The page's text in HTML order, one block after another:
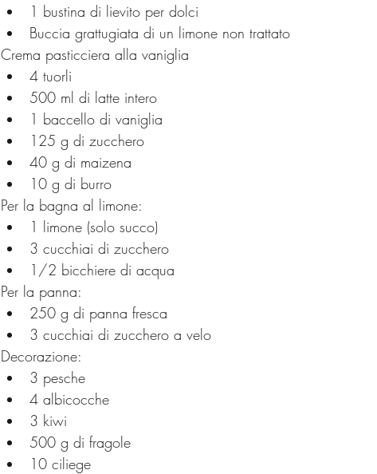
1 bustina di lievito per dolci
Buccia grattugiata di un limone non trattato
Crema pasticciera alla vaniglia
4 tuorli
500 ml di latte intero
1 baccello di vaniglia
125 g di zucchero
40 g di maizena
10 g di burro
Per la bagna al limone:
1 limone (solo succo)
3 cucchiai di zucchero
1/2 bicchiere di acqua
Per la panna:
250 g di panna fresca
3 cucchiai di zucchero a velo
Decorazione:
3 pesche
4 albicocche
3 kiwi
500 g di fragole
10 ciliege